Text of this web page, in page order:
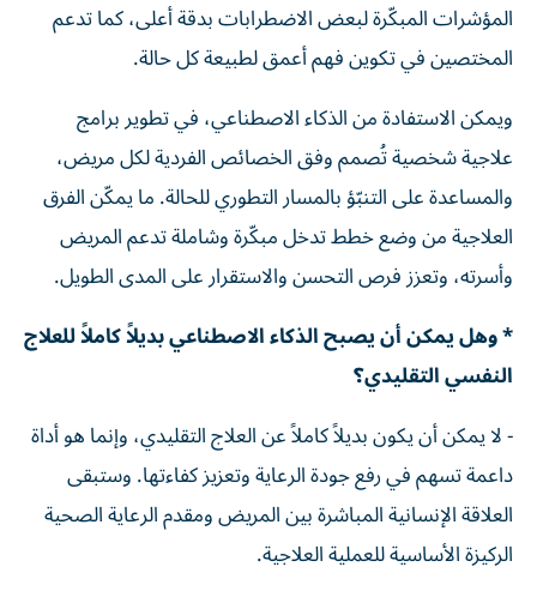
المؤشرات المبكّرة لبعض الاضطرابات بدقة أعلى، كما تدعم
المختصين في تكوين فهم أعمق لطبيعة كل حالة.
ويمكن الاستفادة من الذكاء الاصطناعي، في تطوير برامج
علاجية شخصية تُصمم وفق الخصائص الفردية لكل مريض،
والمساعدة على التنبّؤ بالمسار التطوري للحالة. ما يمكّن الفرق
العلاجية من وضع خطط تدخل مبكّرة وشاملة تدعم المريض
وأسرته، وتعزز فرص التحسن والاستقرار على المدى الطويل.
* وهل يمكن أن يصبح الذكاء الاصطناعي بديلاً كاملاً للعلاج
النفسي التقليدي؟
- لا يمكن أن يكون بديلاً كاملاً عن العلاج التقليدي، وإنما هو أداة
داعمة تسهم في رفع جودة الرعاية وتعزيز كفاءتها. وستبقى
العلاقة الإنسانية المباشرة بين المريض ومقدم الرعاية الصحية
الركيزة الأساسية للعملية العلاجية.